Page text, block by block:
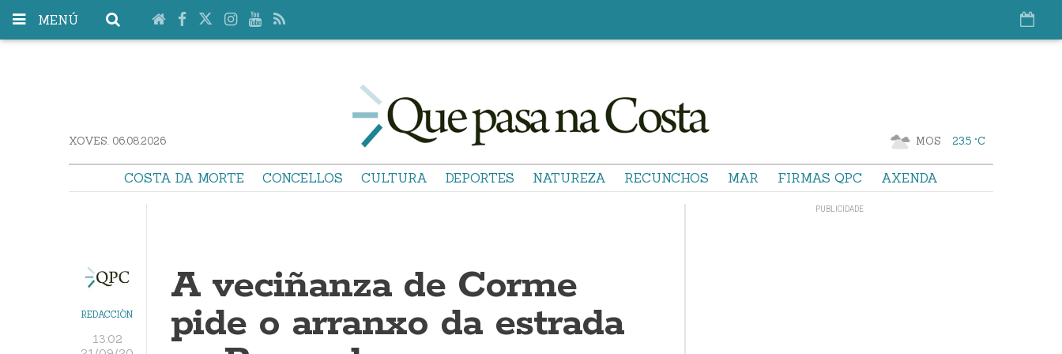
MENÚ
XOVES. 06.08.2026 MOS 23.5 °C
COSTA DA MORTE CONCELLOS CULTURA DEPORTES NATUREZA RECUNCHOS MAR FIRMAS QPC AXENDA
REDACCIÓN
13:02
A veciñanza de Corme
pide o arranxo da estrada